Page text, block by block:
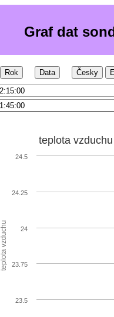
Graf dat
Rok Data Česky
teplota vzduchu
teplota vzduchu
24
23.5
23.75
24.25
24.5